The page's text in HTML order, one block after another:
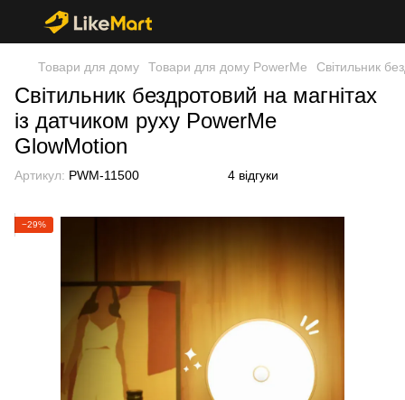
Товари для дому Товари для дому PowerMe Світильник
Світильник бездротовий на магнітах
із датчиком руху PowerMe
GlowMotion
Артикул: PWM-11500 4 відгуки
−29%